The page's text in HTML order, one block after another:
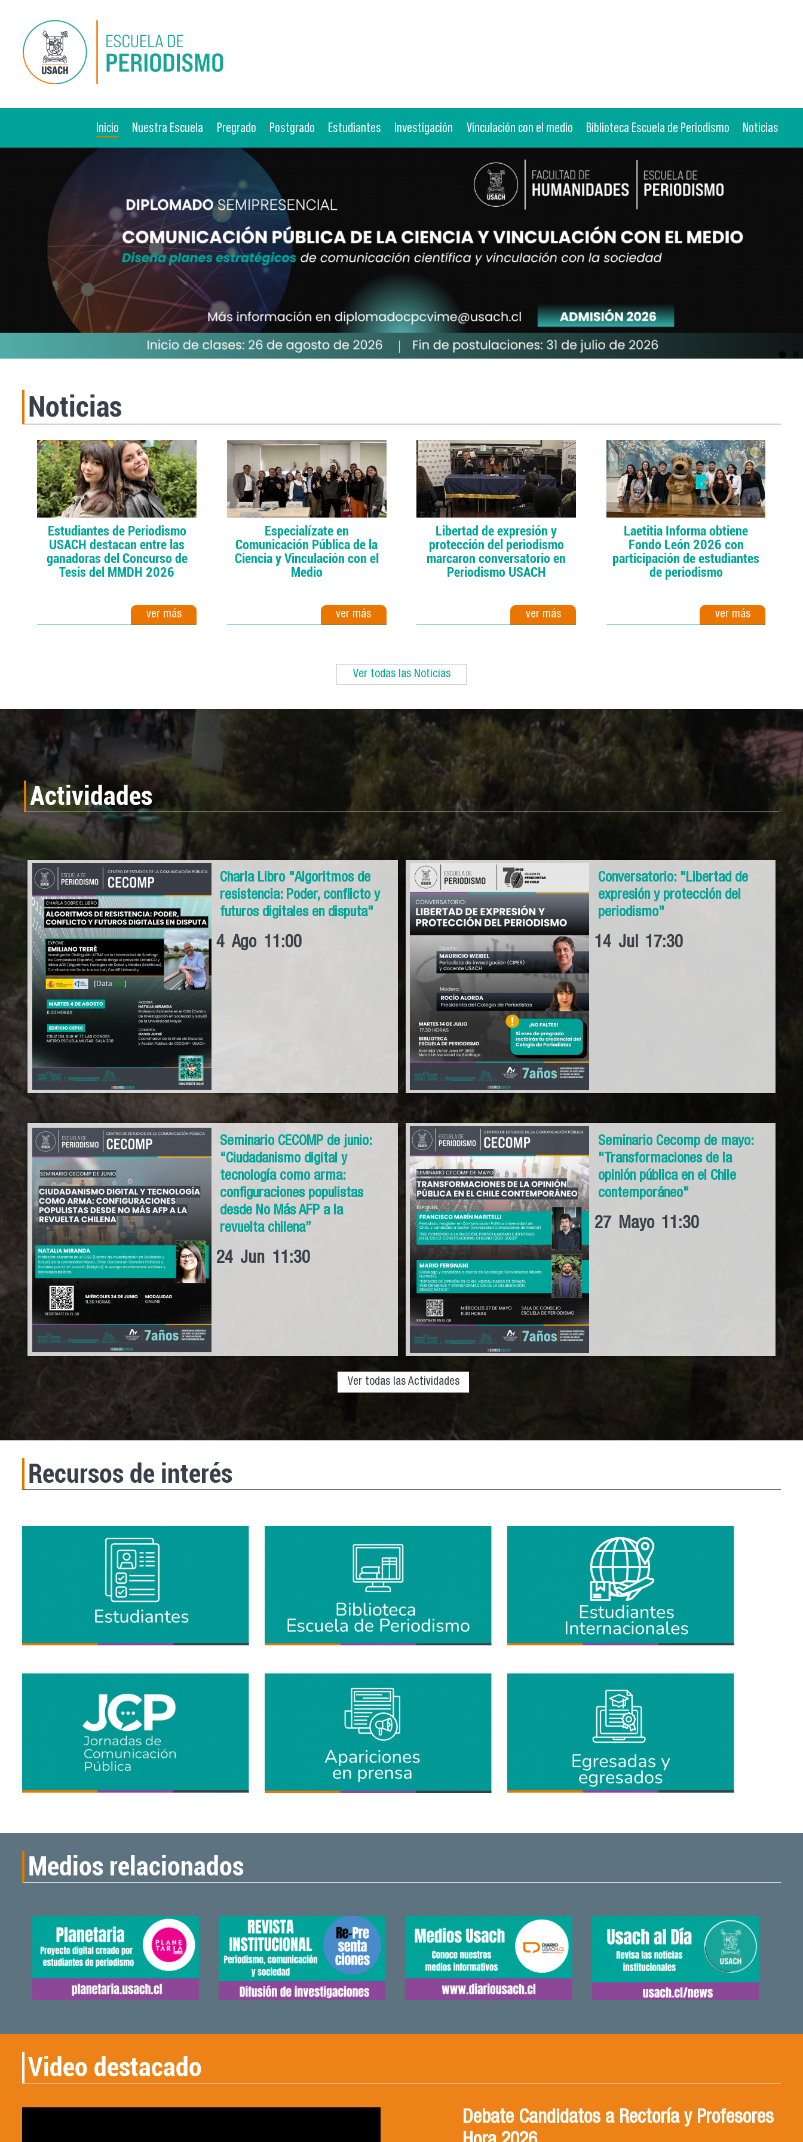
Inicio Nuestra Escuela Pregrado Postgrado Estudiantes Investigación Vinculación con el medio Biblioteca Escuela de Periodismo Noticias
Noticias
Estudiantes de Periodismo
USACH destacan entre las
ganadoras del Concurso de
Tesis del MMDH 2026
ver más
Especialízate en
Comunicación Pública de la
Ciencia y Vinculación con el
Medio
ver más
Libertad de expresión y
protección del periodismo
marcaron conversatorio en
Periodismo USACH
ver más
Laetitia Informa obtiene
Fondo León 2026 con
participación de estudiantes
de periodismo
ver más
Ver todas las Noticias
Actividades
Charla Libro "Algoritmos de
resistencia: Poder, conflicto y
futuros digitales en disputa"
4 Ago 11:00
Conversatorio: "Libertad de
expresión y protección del
periodismo"
14 Jul 17:30
Seminario CECOMP de junio:
“Ciudadanismo digital y
tecnología como arma:
configuraciones populistas
desde No Más AFP a la
revuelta chilena”
24 Jun 11:30
Seminario Cecomp de mayo:
"Transformaciones de la
opinión pública en el Chile
contemporáneo"
27 Mayo 11:30
Ver todas las Actividades
Recursos de interés
Medios relacionados
Video destacado
Debate Candidatos a Rectoría y Profesores
CONVERSANDO CON DRA. VICTORIA